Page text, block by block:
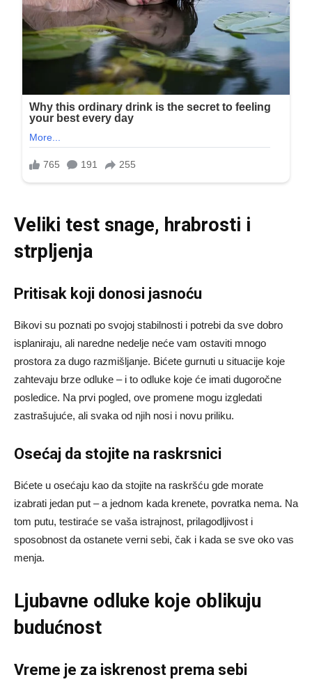
Veliki test snage, hrabrosti i
strpljenja
Pritisak koji donosi jasnoću
Bikovi su poznati po svojoj stabilnosti i potrebi da sve dobro
isplaniraju, ali naredne nedelje neće vam ostaviti mnogo
prostora za dugo razmišljanje. Bićete gurnuti u situacije koje
zahtevaju brze odluke – i to odluke koje će imati dugoročne
posledice. Na prvi pogled, ove promene mogu izgledati
zastrašujuće, ali svaka od njih nosi i novu priliku.
Osećaj da stojite na raskrsnici
Bićete u osećaju kao da stojite na raskršću gde morate
izabrati jedan put – a jednom kada krenete, povratka nema. Na
tom putu, testiraće se vaša istrajnost, prilagodljivost i
sposobnost da ostanete verni sebi, čak i kada se sve oko vas
menja.
Ljubavne odluke koje oblikuju
budućnost
Vreme je za iskrenost prema sebi